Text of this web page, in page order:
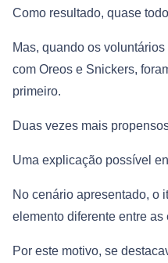
Como resultado, quase
Mas, quando os
com Oreos e Snickers,
primeiro.
Duas vezes mais
Uma explicação possível
No cenário apresentado, o
elemento diferente entre as
Por este motivo, se